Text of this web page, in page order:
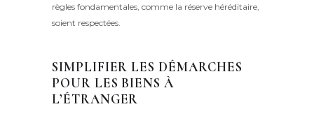
règles fondamentales, comme la réserve héréditaire,
soient respectées.
SIMPLIFIER LES DÉMARCHES
POUR LES BIENS À
L’ÉTRANGER